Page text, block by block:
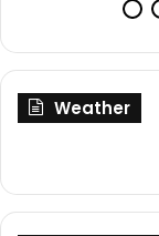
Weather